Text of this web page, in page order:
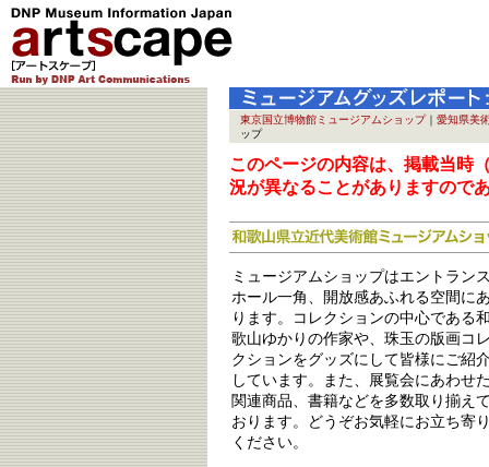
東京国立博物館ミュージアムショップ｜ 愛知県美
ップ
このページの内容は、掲載当時
況が異なることがありますので
ミュージアムショップはエントラン
ホール一角、開放感あふれる空間に
ります。コレクションの中心である
歌山ゆかりの作家や、珠玉の版画コ
クションをグッズにして皆様にご紹
しています。また、展覧会にあわせ
関連商品、書籍などを多数取り揃え
おります。どうぞお気軽にお立ち寄
ください。